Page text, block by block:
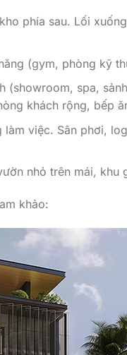
phía sau. Lối
(gym, phòng kỹ
(showroom, spa,
khách rộng, bếp
làm việc. Sân phơi,
nhỏ trên mái, khu
khảo: